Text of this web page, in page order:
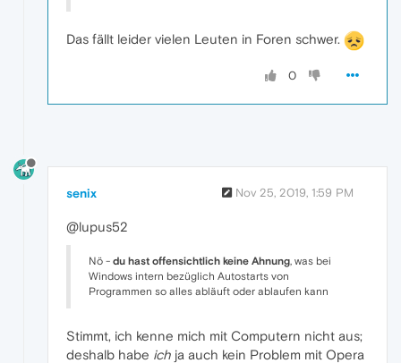
Das fällt leider vielen Leuten in Foren schwer.
0
senix Nov 25, 2019, 1:59 PM
@lupus52
Nö - du hast offensichtlich keine Ahnung , was bei
Windows intern bezüglich Autostarts von
Programmen so alles abläuft oder ablaufen kann
Stimmt, ich kenne mich mit Computern nicht aus;
deshalb habe ich ja auch kein Problem mit Opera